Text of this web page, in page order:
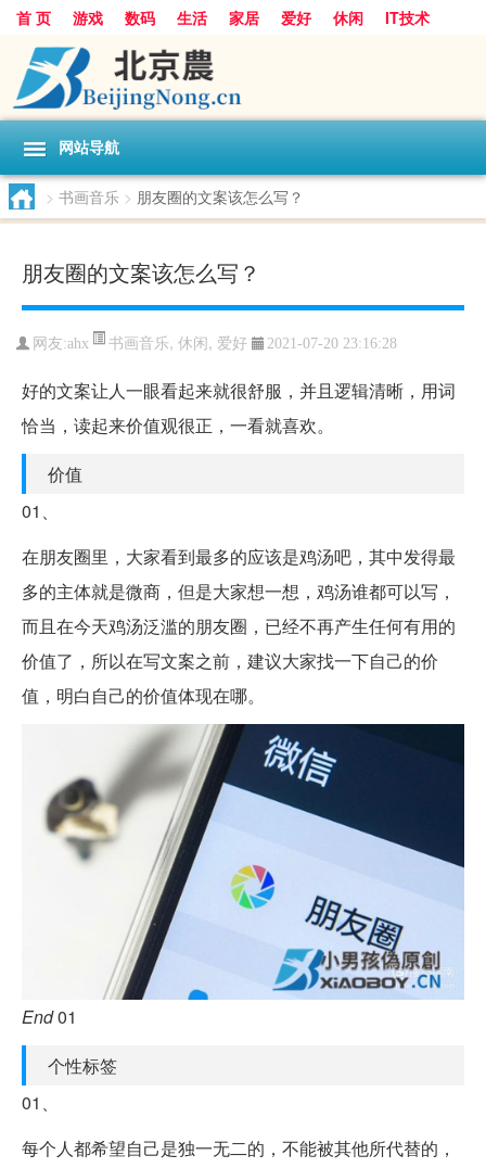
首 页 游戏 数码 生活 家居 爱好 休闲
IT技术
互联网
手机 购物
网站导航
> 书画音乐 > 朋友圈的文案该怎么写？
朋友圈的文案该怎么写？
网友:ahx 书画音乐, 休闲, 爱好 2021-07-20 23:16:28
好的文案让人一眼看起来就很舒服，并且逻辑清晰，用词
恰当，读起来价值观很正，一看就喜欢。
价值
01、
在朋友圈里，大家看到最多的应该是鸡汤吧，其中发得最
多的主体就是微商，但是大家想一想，鸡汤谁都可以写，
而且在今天鸡汤泛滥的朋友圈，已经不再产生任何有用的
价值了，所以在写文案之前，建议大家找一下自己的价
值，明白自己的价值体现在哪。
End01
个性标签
01、
每个人都希望自己是独一无二的，不能被其他所代替的，